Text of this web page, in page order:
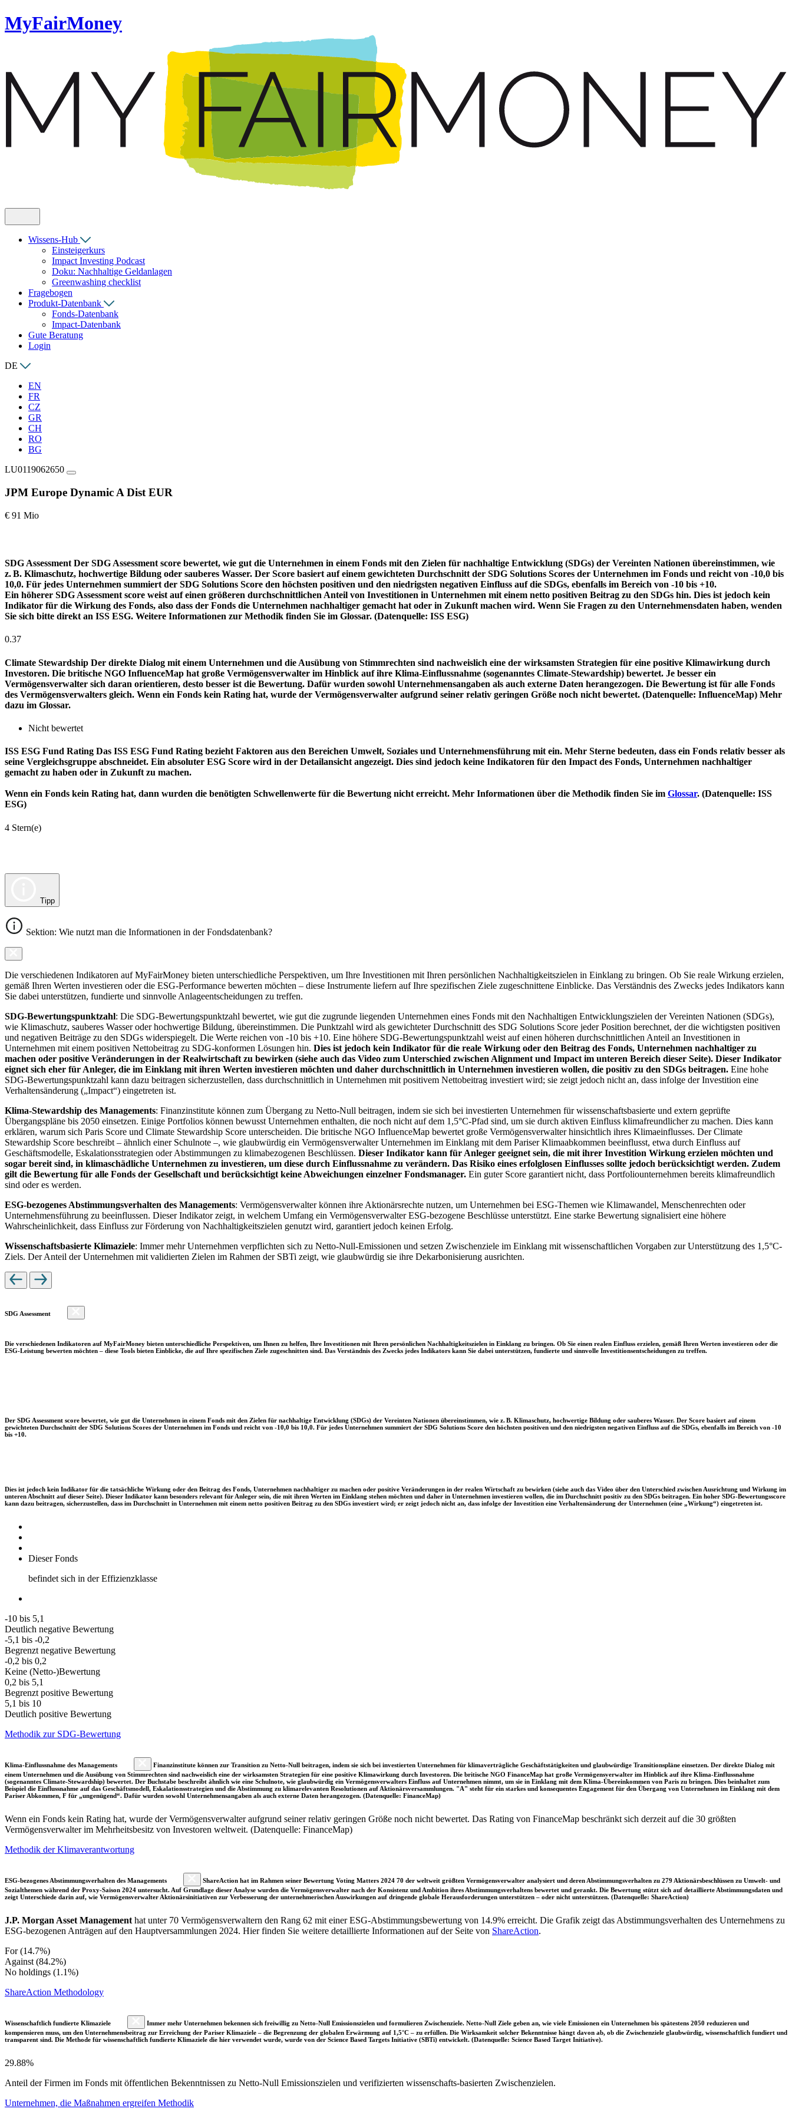
MyFairMoney
Wissens-Hub
Einsteigerkurs
Impact Investing Podcast
Doku: Nachhaltige Geldanlagen
Greenwashing checklist
Fragebogen
Produkt-Datenbank
Fonds-Datenbank
Impact-Datenbank
Gute Beratung
Login
DE
EN
FR
CZ
GR
CH
RO
BG
LU0119062650
JPM Europe Dynamic A Dist EUR
€ 91 Mio
SDG Assessment Der SDG Assessment score bewertet, wie gut die Unternehmen in einem Fonds mit den Zielen für nachhaltige Entwicklung (SDGs) der Vereinten Nationen übereinstimmen, wie
z. B. Klimaschutz, hochwertige Bildung oder sauberes Wasser. Der Score basiert auf einem gewichteten Durchschnitt der SDG Solutions Scores der Unternehmen im Fonds und reicht von -10,0 bis
10,0. Für jedes Unternehmen summiert der SDG Solutions Score den höchsten positiven und den niedrigsten negativen Einfluss auf die SDGs, ebenfalls im Bereich von -10 bis +10.
Ein höherer SDG Assessment score weist auf einen größeren durchschnittlichen Anteil von Investitionen in Unternehmen mit einem netto positiven Beitrag zu den SDGs hin. Dies ist jedoch kein
Indikator für die Wirkung des Fonds, also dass der Fonds die Unternehmen nachhaltiger gemacht hat oder in Zukunft machen wird. Wenn Sie Fragen zu den Unternehmensdaten haben, wenden
Sie sich bitte direkt an ISS ESG. Weitere Informationen zur Methodik finden Sie im Glossar. (Datenquelle: ISS ESG)
0.37
Climate Stewardship Der direkte Dialog mit einem Unternehmen und die Ausübung von Stimmrechten sind nachweislich eine der wirksamsten Strategien für eine positive Klimawirkung durch
Investoren. Die britische NGO InfluenceMap hat große Vermögensverwalter im Hinblick auf ihre Klima-Einflussnahme (sogenanntes Climate-Stewardship) bewertet. Je besser ein
Vermögensverwalter sich daran orientieren, desto besser ist die Bewertung. Dafür wurden sowohl Unternehmensangaben als auch externe Daten herangezogen. Die Bewertung ist für alle Fonds
des Vermögensverwalters gleich. Wenn ein Fonds kein Rating hat, wurde der Vermögensverwalter aufgrund seiner relativ geringen Größe noch nicht bewertet. (Datenquelle: InfluenceMap) Mehr
dazu im Glossar.
Nicht bewertet
ISS ESG Fund Rating Das ISS ESG Fund Rating bezieht Faktoren aus den Bereichen Umwelt, Soziales und Unternehmensführung mit ein. Mehr Sterne bedeuten, dass ein Fonds relativ besser als
seine Vergleichsgruppe abschneidet. Ein absoluter ESG Score wird in der Detailansicht angezeigt. Dies sind jedoch keine Indikatoren für den Impact des Fonds, Unternehmen nachhaltiger
gemacht zu haben oder in Zukunft zu machen.
Wenn ein Fonds kein Rating hat, dann wurden die benötigten Schwellenwerte für die Bewertung nicht erreicht. Mehr Informationen über die Methodik finden Sie im Glossar. (Datenquelle: ISS
ESG)
4 Stern(e)
Tipp
Sektion: Wie nutzt man die Informationen in der Fondsdatenbank?
Die verschiedenen Indikatoren auf MyFairMoney bieten unterschiedliche Perspektiven, um Ihre Investitionen mit Ihren persönlichen Nachhaltigkeitszielen in Einklang zu bringen. Ob Sie reale Wirkung erzielen,
gemäß Ihren Werten investieren oder die ESG-Performance bewerten möchten – diese Instrumente liefern auf Ihre spezifischen Ziele zugeschnittene Einblicke. Das Verständnis des Zwecks jedes Indikators kann
Sie dabei unterstützen, fundierte und sinnvolle Anlageentscheidungen zu treffen.
SDG-Bewertungspunktzahl: Die SDG-Bewertungspunktzahl bewertet, wie gut die zugrunde liegenden Unternehmen eines Fonds mit den Nachhaltigen Entwicklungszielen der Vereinten Nationen (SDGs),
wie Klimaschutz, sauberes Wasser oder hochwertige Bildung, übereinstimmen. Die Punktzahl wird als gewichteter Durchschnitt des SDG Solutions Score jeder Position berechnet, der die wichtigsten positiven
und negativen Beiträge zu den SDGs widerspiegelt. Die Werte reichen von -10 bis +10. Eine höhere SDG-Bewertungspunktzahl weist auf einen höheren durchschnittlichen Anteil an Investitionen in
Unternehmen mit einem positiven Nettobeitrag zu SDG-konformen Lösungen hin. Dies ist jedoch kein Indikator für die reale Wirkung oder den Beitrag des Fonds, Unternehmen nachhaltiger zu
machen oder positive Veränderungen in der Realwirtschaft zu bewirken (siehe auch das Video zum Unterschied zwischen Alignment und Impact im unteren Bereich dieser Seite). Dieser Indikator
eignet sich eher für Anleger, die im Einklang mit ihren Werten investieren möchten und daher durchschnittlich in Unternehmen investieren wollen, die positiv zu den SDGs beitragen. Eine hohe
SDG-Bewertungspunktzahl kann dazu beitragen sicherzustellen, dass durchschnittlich in Unternehmen mit positivem Nettobeitrag investiert wird; sie zeigt jedoch nicht an, dass infolge der Investition eine
Verhaltensänderung („Impact“) eingetreten ist.
Klima-Stewardship des Managements: Finanzinstitute können zum Übergang zu Netto-Null beitragen, indem sie sich bei investierten Unternehmen für wissenschaftsbasierte und extern geprüfte
Übergangspläne bis 2050 einsetzen. Einige Portfolios können bewusst Unternehmen enthalten, die noch nicht auf dem 1,5°C-Pfad sind, um sie durch aktiven Einfluss klimafreundlicher zu machen. Dies kann
erklären, warum sich Paris Score und Climate Stewardship Score unterscheiden. Die britische NGO InfluenceMap bewertet große Vermögensverwalter hinsichtlich ihres Klimaeinflusses. Der Climate
Stewardship Score beschreibt – ähnlich einer Schulnote –, wie glaubwürdig ein Vermögensverwalter Unternehmen im Einklang mit dem Pariser Klimaabkommen beeinflusst, etwa durch Einfluss auf
Geschäftsmodelle, Eskalationsstrategien oder Abstimmungen zu klimabezogenen Beschlüssen. Dieser Indikator kann für Anleger geeignet sein, die mit ihrer Investition Wirkung erzielen möchten und
sogar bereit sind, in klimaschädliche Unternehmen zu investieren, um diese durch Einflussnahme zu verändern. Das Risiko eines erfolglosen Einflusses sollte jedoch berücksichtigt werden. Zudem
gilt die Bewertung für alle Fonds der Gesellschaft und berücksichtigt keine Abweichungen einzelner Fondsmanager. Ein guter Score garantiert nicht, dass Portfoliounternehmen bereits klimafreundlich
sind oder es werden.
ESG-bezogenes Abstimmungsverhalten des Managements: Vermögensverwalter können ihre Aktionärsrechte nutzen, um Unternehmen bei ESG-Themen wie Klimawandel, Menschenrechten oder
Unternehmensführung zu beeinflussen. Dieser Indikator zeigt, in welchem Umfang ein Vermögensverwalter ESG-bezogene Beschlüsse unterstützt. Eine starke Bewertung signalisiert eine höhere
Wahrscheinlichkeit, dass Einfluss zur Förderung von Nachhaltigkeitszielen genutzt wird, garantiert jedoch keinen Erfolg.
Wissenschaftsbasierte Klimaziele: Immer mehr Unternehmen verpflichten sich zu Netto-Null-Emissionen und setzen Zwischenziele im Einklang mit wissenschaftlichen Vorgaben zur Unterstützung des 1,5°C-
Ziels. Der Anteil der Unternehmen mit validierten Zielen im Rahmen der SBTi zeigt, wie glaubwürdig sie ihre Dekarbonisierung ausrichten.
SDG Assessment
Die verschiedenen Indikatoren auf MyFairMoney bieten unterschiedliche Perspektiven, um Ihnen zu helfen, Ihre Investitionen mit Ihren persönlichen Nachhaltigkeitszielen in Einklang zu bringen. Ob Sie einen realen Einfluss erzielen, gemäß Ihren Werten investieren oder die
ESG-Leistung bewerten möchten – diese Tools bieten Einblicke, die auf Ihre spezifischen Ziele zugeschnitten sind. Das Verständnis des Zwecks jedes Indikators kann Sie dabei unterstützen, fundierte und sinnvolle Investitionsentscheidungen zu treffen.
Der SDG Assessment score bewertet, wie gut die Unternehmen in einem Fonds mit den Zielen für nachhaltige Entwicklung (SDGs) der Vereinten Nationen übereinstimmen, wie z. B. Klimaschutz, hochwertige Bildung oder sauberes Wasser. Der Score basiert auf einem
gewichteten Durchschnitt der SDG Solutions Scores der Unternehmen im Fonds und reicht von -10,0 bis 10,0. Für jedes Unternehmen summiert der SDG Solutions Score den höchsten positiven und den niedrigsten negativen Einfluss auf die SDGs, ebenfalls im Bereich von -10
bis +10.
Dies ist jedoch kein Indikator für die tatsächliche Wirkung oder den Beitrag des Fonds, Unternehmen nachhaltiger zu machen oder positive Veränderungen in der realen Wirtschaft zu bewirken (siehe auch das Video über den Unterschied zwischen Ausrichtung und Wirkung im
unteren Abschnitt auf dieser Seite). Dieser Indikator kann besonders relevant für Anleger sein, die mit ihren Werten im Einklang stehen möchten und daher in Unternehmen investieren wollen, die im Durchschnitt positiv zu den SDGs beitragen. Ein hoher SDG-Bewertungsscore
kann dazu beitragen, sicherzustellen, dass im Durchschnitt in Unternehmen mit einem netto positiven Beitrag zu den SDGs investiert wird; er zeigt jedoch nicht an, dass infolge der Investition eine Verhaltensänderung der Unternehmen (eine „Wirkung“) eingetreten ist.
Dieser Fonds
befindet sich in der Effizienzklasse
-10 bis 5,1
Deutlich negative Bewertung
-5,1 bis -0,2
Begrenzt negative Bewertung
-0,2 bis 0,2
Keine (Netto-)Bewertung
0,2 bis 5,1
Begrenzt positive Bewertung
5,1 bis 10
Deutlich positive Bewertung
Methodik zur SDG-Bewertung
Klima-Einflussnahme des Managements
Finanzinstitute können zur Transition zu Netto-Null beitragen, indem sie sich bei investierten Unternehmen für klimaverträgliche Geschäftstätigkeiten und glaubwürdige Transitionspläne einsetzen. Der direkte Dialog mit
einem Unternehmen und die Ausübung von Stimmrechten sind nachweislich eine der wirksamsten Strategien für eine positive Klimawirkung durch Investoren. Die britische NGO FinanceMap hat große Vermögensverwalter im Hinblick auf ihre Klima-Einflussnahme
(sogenanntes Climate-Stewardship) bewertet. Der Buchstabe beschreibt ähnlich wie eine Schulnote, wie glaubwürdig ein Vermögensverwalters Einfluss auf Unternehmen nimmt, um sie in Einklang mit dem Klima-Übereinkommen von Paris zu bringen. Dies beinhaltet zum
Beispiel die Einflussnahme auf das Geschäftsmodell, Eskalationsstrategien und die Abstimmung zu klimarelevanten Resolutionen auf Aktionärsversammlungen. "A" steht für ein starkes und konsequentes Engagement für den Übergang von Unternehmen im Einklang mit dem
Pariser Abkommen, F für „ungenügend“. Dafür wurden sowohl Unternehmensangaben als auch externe Daten herangezogen. (Datenquelle: FinanceMap)
Wenn ein Fonds kein Rating hat, wurde der Vermögensverwalter aufgrund seiner relativ geringen Größe noch nicht bewertet. Das Rating von FinanceMap beschränkt sich derzeit auf die 30 größten
Vermögensverwalter im Mehrheitsbesitz von Investoren weltweit. (Datenquelle: FinanceMap)
Methodik der Klimaverantwortung
ESG-bezogenes Abstimmungsverhalten des Managements
ShareAction hat im Rahmen seiner Bewertung Voting Matters 2024 70 der weltweit größten Vermögensverwalter analysiert und deren Abstimmungsverhalten zu 279 Aktionärsbeschlüssen zu Umwelt- und
Sozialthemen während der Proxy-Saison 2024 untersucht. Auf Grundlage dieser Analyse wurden die Vermögensverwalter nach der Konsistenz und Ambition ihres Abstimmungsverhaltens bewertet und gerankt. Die Bewertung stützt sich auf detaillierte Abstimmungsdaten und
zeigt Unterschiede darin auf, wie Vermögensverwalter Aktionärsinitiativen zur Verbesserung der unternehmerischen Auswirkungen auf dringende globale Herausforderungen unterstützen – oder nicht unterstützen. (Datenquelle: ShareAction)
J.P. Morgan Asset Management hat unter 70 Vermögensverwaltern den Rang 62 mit einer ESG-Abstimmungsbewertung von 14.9% erreicht. Die Grafik zeigt das Abstimmungsverhalten des Unternehmens zu
ESG-bezogenen Anträgen auf den Hauptversammlungen 2024. Hier finden Sie weitere detaillierte Informationen auf der Seite von ShareAction.
For (14.7%)
Against (84.2%)
No holdings (1.1%)
ShareAction Methodology
Wissenschaftlich fundierte Klimaziele
Immer mehr Unternehmen bekennen sich freiwillig zu Netto-Null Emissionszielen und formulieren Zwischenziele. Netto-Null Ziele geben an, wie viele Emissionen ein Unternehmen bis spätestens 2050 reduzieren und
kompensieren muss, um den Unternehmensbeitrag zur Erreichung der Pariser Klimaziele – die Begrenzung der globalen Erwärmung auf 1,5°C – zu erfüllen. Die Wirksamkeit solcher Bekenntnisse hängt davon ab, ob die Zwischenziele glaubwürdig, wissenschaftlich fundiert und
transparent sind. Die Methode für wissenschaftlich fundierte Klimaziele die hier verwendet wurde, wurde von der Science Based Targets Initiative (SBTi) entwickelt. (Datenquelle: Science Based Target Initiative).
29.88%
Anteil der Firmen im Fonds mit öffentlichen Bekenntnissen zu Netto-Null Emissionszielen und verifizierten wissenschafts-basierten Zwischenzielen.
Unternehmen, die Maßnahmen ergreifen Methodik